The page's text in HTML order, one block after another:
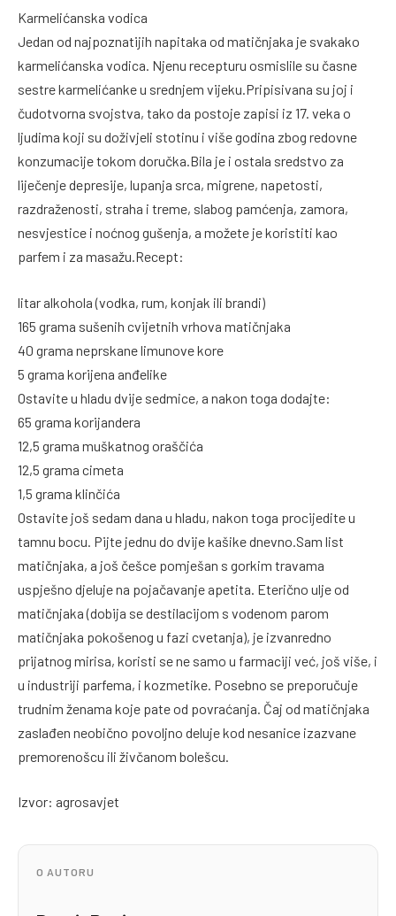
Karmelićanska vodica
Jedan od najpoznatijih napitaka od matičnjaka je svakako
karmelićanska vodica. Njenu recepturu osmislile su časne
sestre karmelićanke u srednjem vijeku.Pripisivana su joj i
čudotvorna svojstva, tako da postoje zapisi iz 17. veka o
ljudima koji su doživjeli stotinu i više godina zbog redovne
konzumacije tokom doručka.Bila je i ostala sredstvo za
liječenje depresije, lupanja srca, migrene, napetosti,
razdraženosti, straha i treme, slabog pamćenja, zamora,
nesvjestice i noćnog gušenja, a možete je koristiti kao
parfem i za masažu.Recept:
litar alkohola (vodka, rum, konjak ili brandi)
165 grama sušenih cvijetnih vrhova matičnjaka
40 grama neprskane limunove kore
5 grama korijena anđelike
Ostavite u hladu dvije sedmice, a nakon toga dodajte:
65 grama korijandera
12,5 grama muškatnog oraščića
12,5 grama cimeta
1,5 grama klinčića
Ostavite još sedam dana u hladu, nakon toga procijedite u
tamnu bocu. Pijte jednu do dvije kašike dnevno.Sam list
matičnjaka, a još češce pomješan s gorkim travama
uspješno djeluje na pojačavanje apetita. Eterično ulje od
matičnjaka (dobija se destilacijom s vodenom parom
matičnjaka pokošenog u fazi cvetanja), je izvanredno
prijatnog mirisa, koristi se ne samo u farmaciji već, još više, i
u industriji parfema, i kozmetike. Posebno se preporučuje
trudnim ženama koje pate od povraćanja. Čaj od matičnjaka
zaslađen neobično povoljno deluje kod nesanice izazvane
premorenošcu ili živčanom bolešcu.
Izvor: agrosavjet
O AUTORU